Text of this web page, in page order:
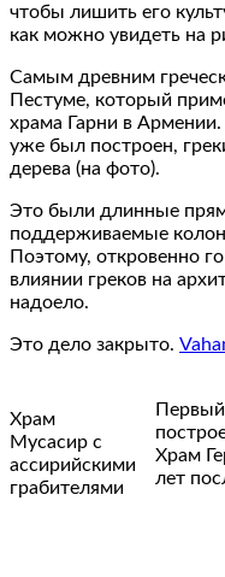
чтобы лишить его
как можно увидеть на
Самым древним
Пестуме, который
храма Гарни в Армении.
уже был построен,
дерева (на фото).
Это были длинные
поддерживаемые
Поэтому, откровенно
влиянии греков на
надоело.
Это дело закрыто.
Храм
Мусасир с
ассирийскими
грабителями
Первый
Храм
лет